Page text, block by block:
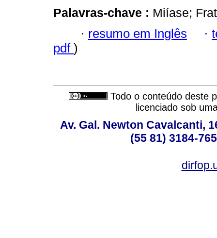
Palavras-chave : Miíase;
· resumo em Inglês ·
pdf )
Todo o conteúdo deste
licenciado sob
Av. Gal. Newton Cavalcanti,
(55 81) 3184-